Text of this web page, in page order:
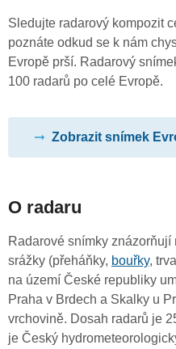
Sledujte radarový kompozit
poznáte odkud se k nám
Evropě prší. Radarový
100 radarů po celé Evropě.
Zobrazit snímek
O radaru
Radarové snímky
srážky (přeháňky, bouřky,
na území České republiky
Praha v Brdech a Skalky u
vrchovině. Dosah radarů je
je Český